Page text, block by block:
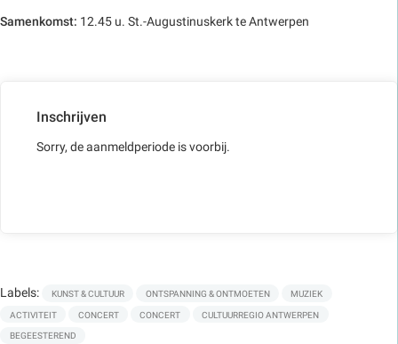
Samenkomst: 12.45 u. St.-Augustinuskerk te Antwerpen
Inschrijven
Sorry, de aanmeldperiode is voorbij.
Labels: KUNST & CULTUUR ONTSPANNING & ONTMOETEN MUZIEK
ACTIVITEIT CONCERT CONCERT CULTUURREGIO ANTWERPEN
BEGEESTEREND